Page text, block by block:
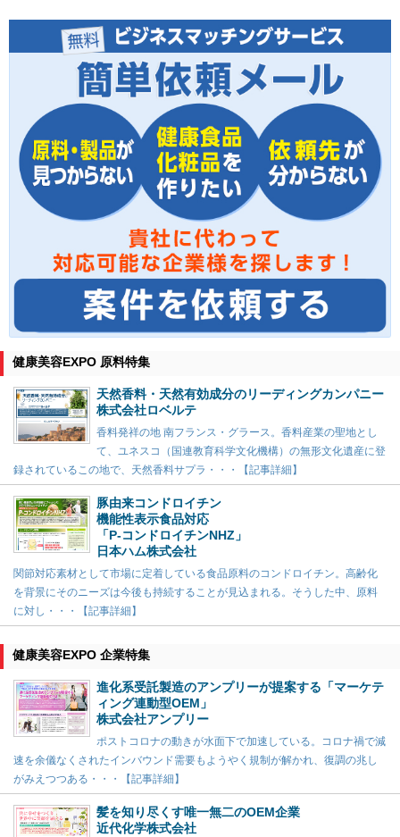
健康美容EXPO 原料特集
天然香料・天然有効成分のリーディングカンパニー
株式会社ロベルテ
香料発祥の地 南フランス・グラース。香料産業の聖地とし
て、ユネスコ（国連教育科学文化機構）の無形文化遺産に登
録されているこの地で、天然香料サプラ・・・【記事詳細】
豚由来コンドロイチン
機能性表示食品対応
「P-コンドロイチンNHZ」
日本ハム株式会社
関節対応素材として市場に定着している食品原料のコンドロイチン。高齢化
を背景にそのニーズは今後も持続することが見込まれる。そうした中、原料
に対し・・・【記事詳細】
健康美容EXPO 企業特集
進化系受託製造のアンプリーが提案する「マーケテ
ィング連動型OEM」
株式会社アンプリー
ポストコロナの動きが水面下で加速している。コロナ禍で減
速を余儀なくされたインバウンド需要もようやく規制が解かれ、復調の兆し
がみえつつある・・・【記事詳細】
髪を知り尽くす唯一無二のOEM企業
近代化学株式会社